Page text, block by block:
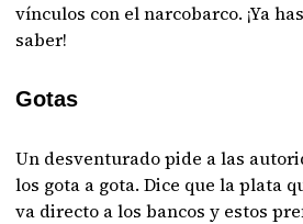
vínculos con el narcobarco. ¡Ya
saber!
Gotas
Un desventurado pide a las
los gota a gota. Dice que la plata
va directo a los bancos y estos